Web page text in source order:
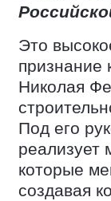
Это
признание
Николая
Под его
реализует
которые
создавая